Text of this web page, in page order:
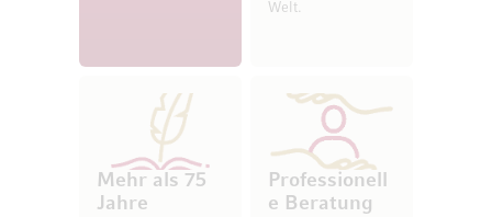
Welt.
Mehr als 75
Jahre
Professionell
e Beratung